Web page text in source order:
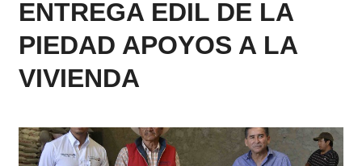
ENTREGA EDIL DE LA
PIEDAD APOYOS A LA
VIVIENDA